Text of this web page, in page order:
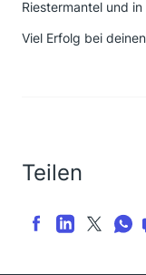
Riestermantel und
Viel Erfolg bei
Teilen